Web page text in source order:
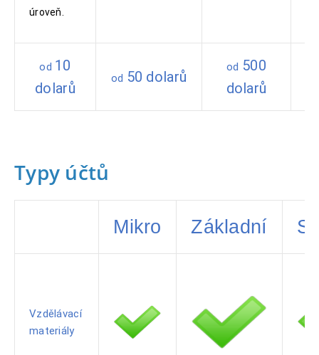
úroveň.
od 10
dolarů
od 50 dolarů
od 500
dolarů
Typy účtů
Mikro Základní
Vzdělávací
materiály